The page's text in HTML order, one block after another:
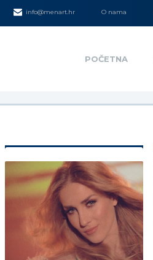
info@menart.hr O nama
POČETNA